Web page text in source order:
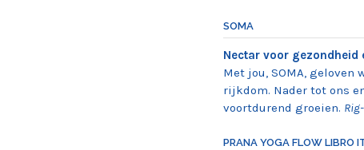
SOMA
Nectar voor gezondheid
Met jou, SOMA, geloven
rijkdom. Nader tot ons
voortdurend groeien.
PRANA YOGA FLOW LIBRO